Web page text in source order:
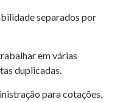
separados por
em várias
duplicadas.
para cotações,